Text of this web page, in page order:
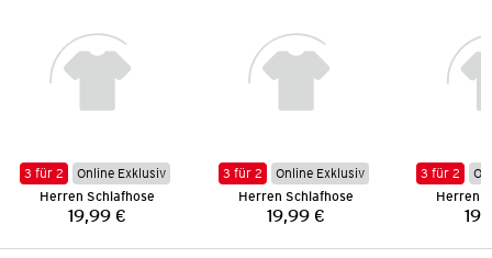
3 für 2
Online Exklusiv
Herren Schlafhose
Preis:
19,99 €
3 für 2
Online Exklusiv
Herren Schlafhose
Preis:
19,99 €
3 für 2
Herren